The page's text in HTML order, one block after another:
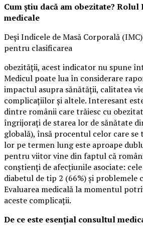
Cum știu dacă am obezitate?
medicale
Deși Indicele de Masă Corporală
pentru clasificarea
obezității, acest indicator nu spune
Medicul poate lua în considerare
impactul asupra sănătății, calitatea
complicațiilor și altele. Interesant
dintre românii care trăiesc cu
îngrijorați de starea lor de sănătate
globală), însă procentul celor care
lor pe termen lung este aproape
pentru viitor vine din faptul că
conștienți de afecțiunile asociate:
diabetul de tip 2 (66%) și problemele
Evaluarea medicală la momentul
aceste complicații.
De ce este esențial consultul